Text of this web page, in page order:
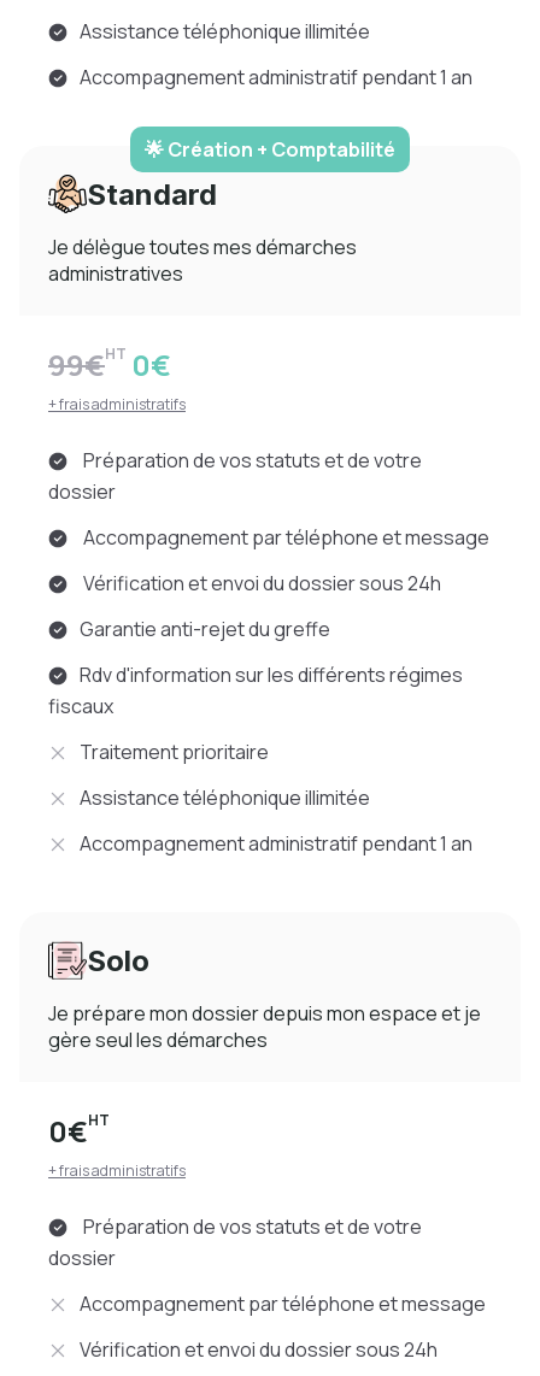
Assistance téléphonique illimitée
Accompagnement administratif pendant 1 an
🌟 Création + Comptabilité
Standard
Je délègue toutes mes démarches
administratives
99€HT 0€
+ frais administratifs
Préparation de vos statuts et de votre
dossier
Accompagnement par téléphone et message
Vérification et envoi du dossier sous 24h
Garantie anti-rejet du greffe
Rdv d'information sur les différents régimes
fiscaux
Traitement prioritaire
Assistance téléphonique illimitée
Accompagnement administratif pendant 1 an
Solo
Je prépare mon dossier depuis mon espace et je
gère seul les démarches
0€HT
+ frais administratifs
Préparation de vos statuts et de votre
dossier
Accompagnement par téléphone et message
Vérification et envoi du dossier sous 24h